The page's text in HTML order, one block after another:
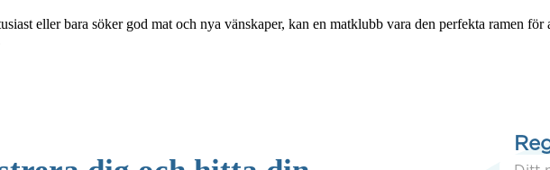
eller bara söker god mat och nya vänskaper, kan en matklubb vara den perfekta ramen